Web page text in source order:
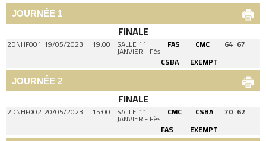
JOURNÉE 1
FINALE
2DNHF001 19/05/2023 19:00 SALLE 11
JANVIER - Fès
FAS CMC 64 67
CSBA
EXEMPT
JOURNÉE 2
FINALE
2DNHF002 20/05/2023 15:00 SALLE 11
JANVIER - Fès
CMC CSBA 70 62
FAS
EXEMPT